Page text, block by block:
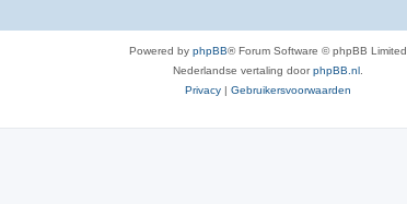
Powered by phpBB® Forum Software © phpBB Limited
Nederlandse vertaling doorphpBB.nl
Privacy | Gebruikersvoorwaarden